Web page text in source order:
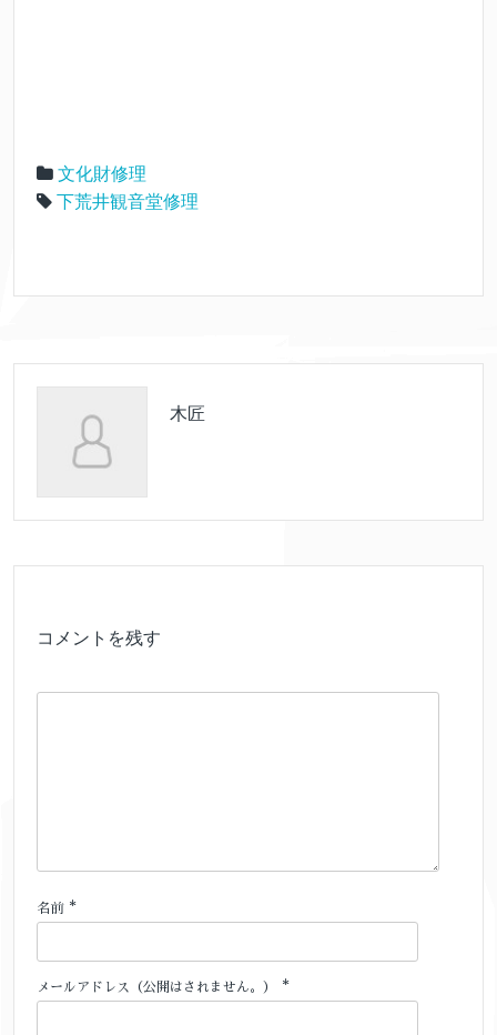
文化財修理
下荒井観音堂修理
木匠
コメントを残す
名前 *
メールアドレス（公開はされません。） *